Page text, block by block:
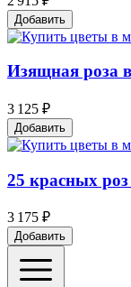
Добавить
Изящная роза
3 125 ₽
Добавить
25 красных роз
3 175 ₽
Добавить